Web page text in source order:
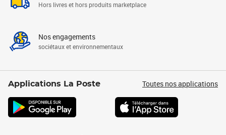
Hors livres et hors produits marketplace
Nos engagements
sociétaux et environnementaux
Applications La Poste Toutes nos applications